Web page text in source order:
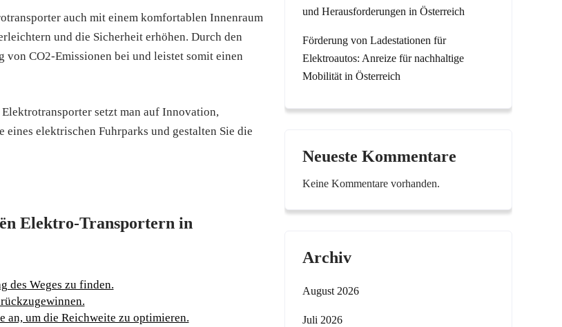
auch mit einem komfortablen Innenraum
und die Sicherheit erhöhen. Durch den
CO2-Emissionen bei und leistet somit einen
setzt man auf Innovation,
elektrischen Fuhrparks und gestalten Sie die
Elektro-Transportern in
des Weges zu finden.
an, um die Reichweite zu optimieren.
und Herausforderungen in Österreich
Förderung von Ladestationen für
Elektroautos: Anreize für nachhaltige
Mobilität in Österreich
Neueste Kommentare
Keine Kommentare vorhanden.
Archiv
August 2026
Juli 2026